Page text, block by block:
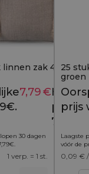
zak 45 x 60
7,79€
prijs is:
7,79€.
30 dagen
€.
1 verp. = 1 st.
25
groen
prijs
Laagste
vóór de
0,09 €